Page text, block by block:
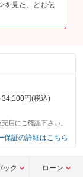
を見た、とお伝
円(税込)
店にご確認下さい。
保証の詳細はこちら
ック ローン